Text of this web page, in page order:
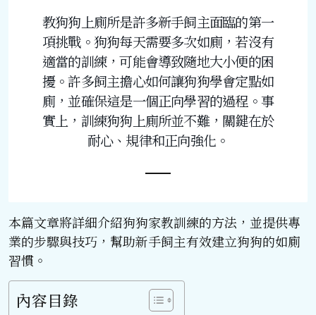
教狗狗上廁所是許多新手飼主面臨的第一
項挑戰。狗狗每天需要多次如廁，若沒有
適當的訓練，可能會導致隨地大小便的困
擾。許多飼主擔心如何讓狗狗學會定點如
廁，並確保這是一個正向學習的過程。事
實上，訓練狗狗上廁所並不難，關鍵在於
耐心、規律和正向強化。
本篇文章將詳細介紹狗狗家教訓練的方法，並提供專
業的步驟與技巧，幫助新手飼主有效建立狗狗的如廁
習慣。
內容目錄